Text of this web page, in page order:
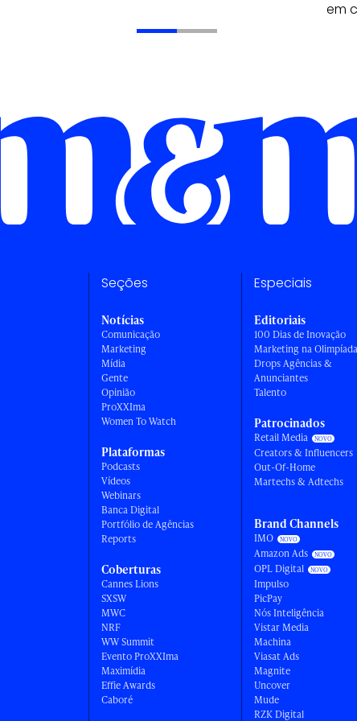
em
Seções
Notícias
Comunicação
Marketing
Mídia
Gente
Opinião
ProXXIma
Women To Watch
Plataformas
Podcasts
Vídeos
Webinars
Banca Digital
Portfólio de Agências
Reports
Coberturas
Cannes Lions
SXSW
MWC
NRF
WW Summit
Evento ProXXIma
Maximídia
Effie Awards
Caboré
Especiais
Editoriais
100 Dias de Inovação
Marketing na Olimpíada
Drops Agências &
Anunciantes
Talento
Patrocinados
Retail Media
Creators & Influencers
Out-Of-Home
Martechs & Adtechs
Brand Channels
IMO
Amazon Ads
OPL Digital
Impulso
PicPay
Nós Inteligência
Vistar Media
Machina
Viasat Ads
Magnite
Uncover
Mude
RZK Digital